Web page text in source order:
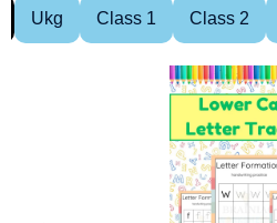
Ukg Class 1 Class 2